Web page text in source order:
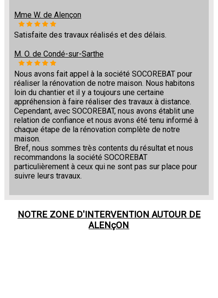
Mme W. de Alençon
Satisfaite des travaux réalisés et des délais.
M. O. de Condé-sur-Sarthe
Nous avons fait appel à la société SOCOREBAT pour
réaliser la rénovation de notre maison. Nous habitons
loin du chantier et il y a toujours une certaine
appréhension à faire réaliser des travaux à distance.
Cependant, avec SOCOREBAT, nous avons établit une
relation de confiance et nous avons été tenu informé à
chaque étape de la rénovation complète de notre
maison.
Bref, nous sommes très contents du résultat et nous
recommandons la société SOCOREBAT
particulièrement à ceux qui ne sont pas sur place pour
suivre leurs travaux.
NOTRE ZONE D'INTERVENTION AUTOUR DE
ALENçON